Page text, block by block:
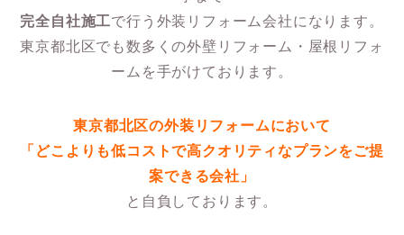
完全自社施工で行う外装リフォーム会社になります。
東京都北区でも数多くの外壁リフォーム・屋根リフォ
ームを手がけております。
東京都北区の外装リフォームにおいて
「どこよりも低コストで高クオリティなプランをご提
案できる会社」
と自負しております。